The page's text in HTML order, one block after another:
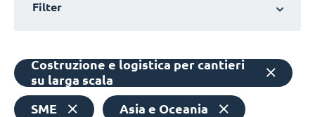
Filter
Costruzione e logistica per cantieri
su larga scala
SME
Asia e Oceania